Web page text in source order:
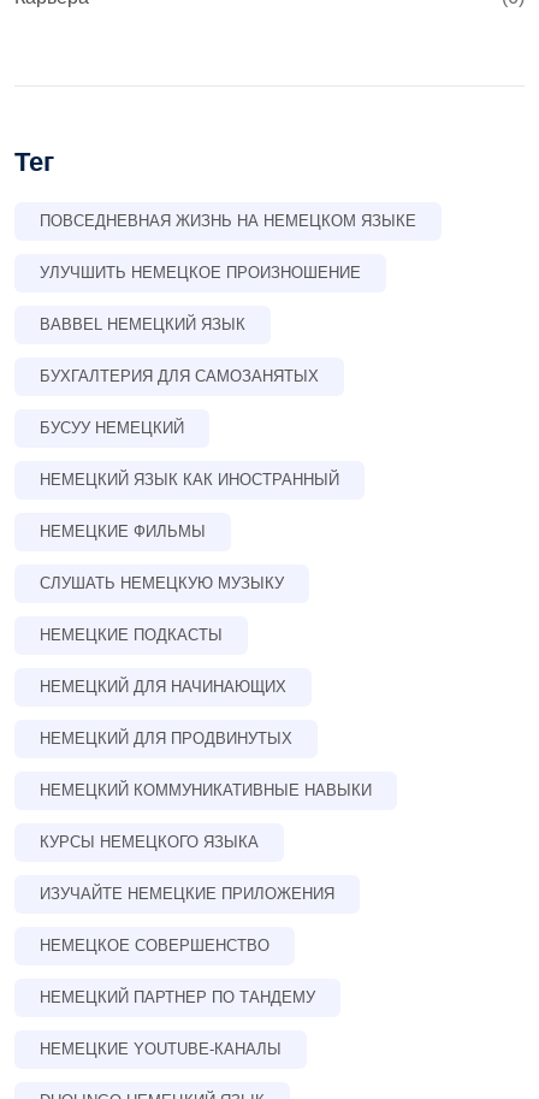
Тег
ПОВСЕДНЕВНАЯ ЖИЗНЬ НА НЕМЕЦКОМ ЯЗЫКЕ
УЛУЧШИТЬ НЕМЕЦКОЕ ПРОИЗНОШЕНИЕ
BABBEL НЕМЕЦКИЙ ЯЗЫК
БУХГАЛТЕРИЯ ДЛЯ САМОЗАНЯТЫХ
БУСУУ НЕМЕЦКИЙ
НЕМЕЦКИЙ ЯЗЫК КАК ИНОСТРАННЫЙ
НЕМЕЦКИЕ ФИЛЬМЫ
СЛУШАТЬ НЕМЕЦКУЮ МУЗЫКУ
НЕМЕЦКИЕ ПОДКАСТЫ
НЕМЕЦКИЙ ДЛЯ НАЧИНАЮЩИХ
НЕМЕЦКИЙ ДЛЯ ПРОДВИНУТЫХ
НЕМЕЦКИЙ КОММУНИКАТИВНЫЕ НАВЫКИ
КУРСЫ НЕМЕЦКОГО ЯЗЫКА
ИЗУЧАЙТЕ НЕМЕЦКИЕ ПРИЛОЖЕНИЯ
НЕМЕЦКОЕ СОВЕРШЕНСТВО
НЕМЕЦКИЙ ПАРТНЕР ПО ТАНДЕМУ
НЕМЕЦКИЕ YOUTUBE-КАНАЛЫ